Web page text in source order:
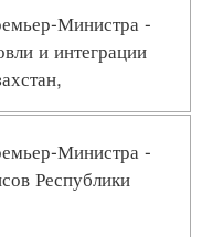
Министра -
и интеграции
Министра -
Республики